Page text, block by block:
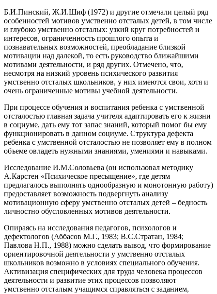
Б.И.Пинский, Ж.И.Шиф (1972) и другие отмечали целый ряд
особенностей мотивов умственно отсталых детей, в том числе
и глубоко умственно отсталых: узкий круг потребностей и
интересов, ограниченность прошлого опыта и
познавательных возможностей, преобладание близкой
мотивации над далекой, то есть руководство ближайшими
мотивами деятельности, и ряд других. Отмечено, что,
несмотря на низкий уровень психического развития
умственно отсталых школьников, у них имеются свои, хотя и
очень ограниченные мотивы учебной деятельности.
При процессе обучения и воспитания ребенка с умственной
отсталостью главная задача учителя адаптировать его к жизни
в социуме, дать ему тот запас знаний, который помог бы ему
функционировать в данном социуме. Структура дефекта
ребенка с умственной отсталостью не позволяет ему в полном
объеме овладеть нужными знаниями, умениями и навыками.
Исследование И.М.Соловьева (он использовал методику
А.Карстен «Психическое пресыщение», где детям
предлагалось выполнять однообразную и монотонную работу)
предоставляет возможность подвергнуть анализу
мотивационную сферу умственно отсталых детей – бедность
личностно обусловленных мотивов деятельности.
Опираясь на исследования педагогов, психологов и
дефектологов (Аббасов М.Г., 1983; В.С.Стратан, 1984;
Павлова Н.П., 1988) можно сделать вывод, что формирование
ориентировочной деятельности у умственно отсталых
школьников возможно в условиях специального обучения.
Активизация специфических для труда человека процессов
деятельности и развитие этих процессов позволяют
умственно отсталым учащимся справляться с заданием,